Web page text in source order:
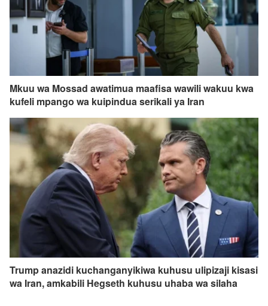
Mkuu wa Mossad awatimua maafisa wawili wakuu kwa
kufeli mpango wa kuipindua serikali ya Iran
Trump anazidi kuchanganyikiwa kuhusu ulipizaji kisasi
wa Iran, amkabili Hegseth kuhusu uhaba wa silaha